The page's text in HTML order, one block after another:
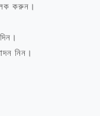
করুন।
নিন।